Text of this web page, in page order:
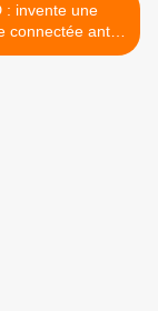
: invente une
connectée anti-
roupillons >